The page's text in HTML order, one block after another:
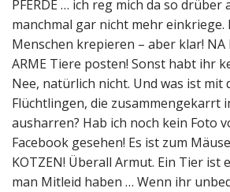
PFERDE … ich reg mich da so drüber
manchmal gar nicht mehr einkriege.
Menschen krepieren – aber klar! NA
ARME Tiere posten! Sonst habt ihr
Nee, natürlich nicht. Und was ist mit
Flüchtlingen, die zusammengekarrt
ausharren? Hab ich noch kein Foto
Facebook gesehen! Es ist zum
KOTZEN! Überall Armut. Ein Tier ist
man Mitleid haben … Wenn ihr